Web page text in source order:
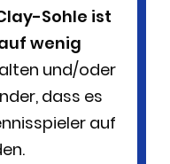
Sohle ist
wenig
und/oder
dass es
auf